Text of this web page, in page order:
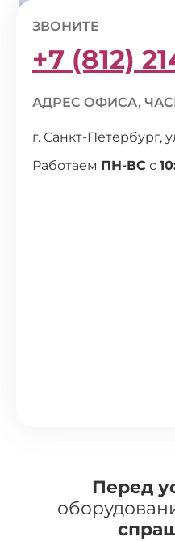
ЗВОНИТЕ
+7 (812)
АДРЕС ОФИСА,
г. Санкт-Петербург,
Работаем ПН-ВС с
Перед